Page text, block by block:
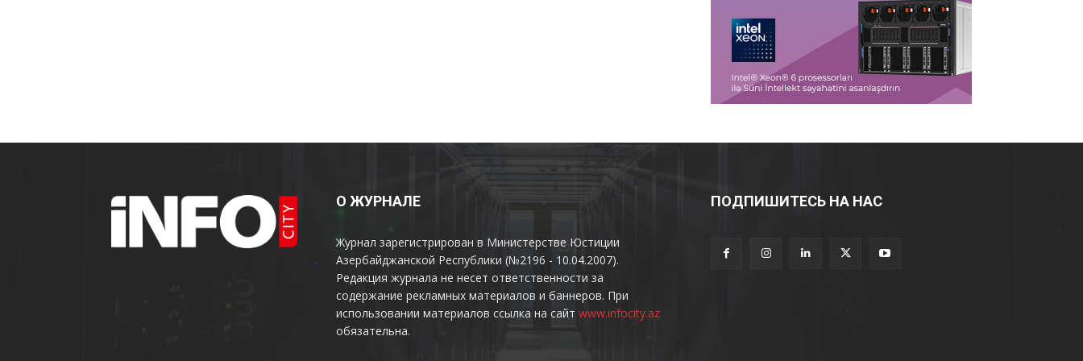
О ЖУРНАЛЕ
Журнал зарегистрирован в Министерстве Юстиции
Азербайджанской Республики (№2196 - 10.04.2007).
Редакция журнала не несет ответственности за
содержание рекламных материалов и баннеров. При
использовании материалов ссылка на сайт www.infocity.az
обязательна.
ПОДПИШИТЕСЬ НА НАС